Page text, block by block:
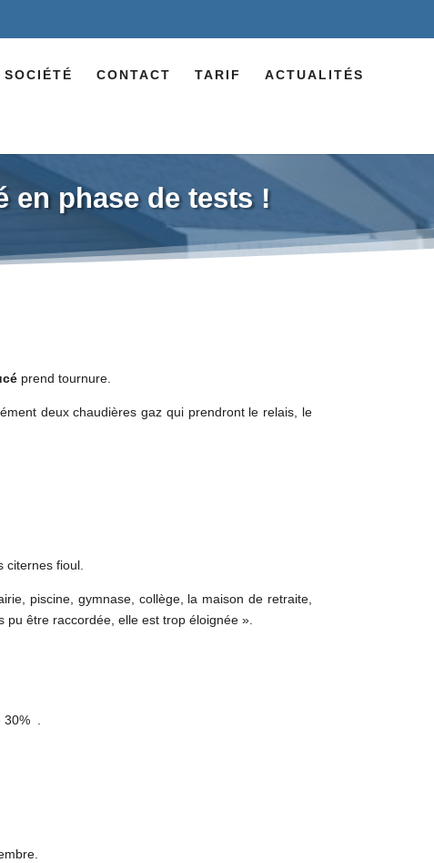
SOCIÉTÉ CONTACT TARIF ACTUALITÉS
en phase de tests !
prend tournure.
deux chaudières gaz qui prendront le relais, le
citernes fioul.
piscine, gymnase, collège, la maison de retraite,
pu être raccordée, elle est trop éloignée ».
30% .